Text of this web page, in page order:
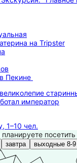
Пекине
император
1–10 чел.
планируете
завтра выходные 8-9